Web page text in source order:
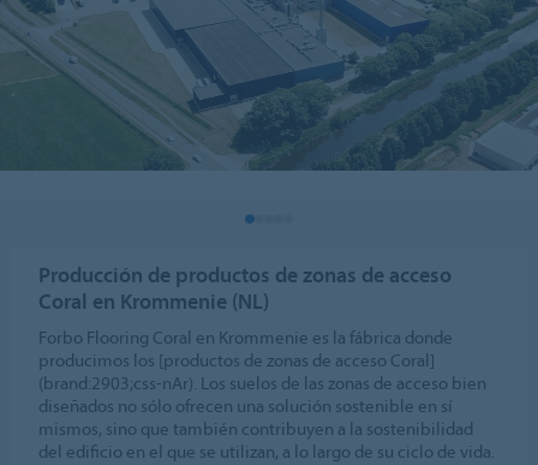
Producción de productos de zonas de acceso
Coral en Krommenie (NL)
Forbo Flooring Coral en Krommenie es la fábrica donde
producimos los [productos de zonas de acceso Coral]
(brand:2903;css-nAr). Los suelos de las zonas de acceso bien
diseñados no sólo ofrecen una solución sostenible en sí
mismos, sino que también contribuyen a la sostenibilidad
del edificio en el que se utilizan, a lo largo de su ciclo de vida.